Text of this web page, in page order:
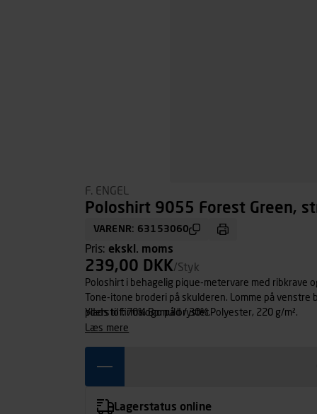
F. ENGEL
Poloshirt 9055 Forest Green,
VARENR: 63153060
Pris: ekskl. moms
239,00 DKK/Styk
Poloshirt i behagelig pique-metervare med
Tone-itone broderi på skulderen. Lomme på
plads til firmalogo på brystet.
Yderstof: 70% Bomuld / 30% Polyester, 220 g/m².
læs mere
Lagerstatus online